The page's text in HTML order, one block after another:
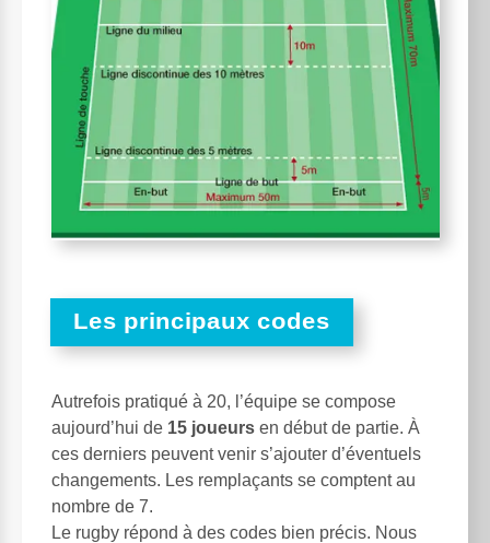
Les principaux codes
Autrefois pratiqué à 20, l’équipe se compose
aujourd’hui de 15 joueurs en début de partie. À
ces derniers peuvent venir s’ajouter d’éventuels
changements. Les remplaçants se comptent au
nombre de 7.
Le rugby répond à des codes bien précis. Nous